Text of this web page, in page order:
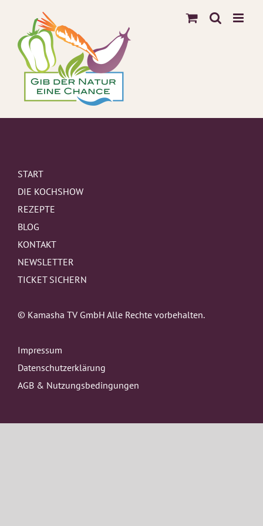
springen
START
DIE KOCHSHOW
REZEPTE
BLOG
KONTAKT
NEWSLETTER
TICKET SICHERN
© Kamasha TV GmbH Alle Rechte vorbehalten.
Impressum
Datenschutzerklärung
AGB & Nutzungsbedingungen